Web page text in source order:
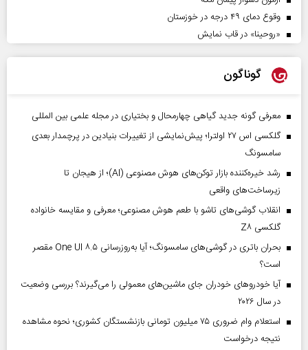
وقوع دمای ۴۹ درجه در خوزستان
«روحینا» در قاب نمایش
گوناگون
معرفی گونه جدید گیاهی چهارمحال و بختیاری در مجله علمی بین المللی
گلکسی اس ۲۷ اولترا؛ پیش‌نمایشی از تغییرات بنیادین در پرچمدار بعدی
سامسونگ
رشد خیره‌کننده بازار توکن‌های هوش مصنوعی (AI)؛ از هیجان تا
زیرساخت‌های واقعی
انقلاب گوشی‌های تاشو‌ با طعم هوش مصنوعی؛ معرفی و مقایسه خانواده
گلکسی Z۸
بحران باتری در گوشی‌های سامسونگ؛ آیا به‌روزرسانی One UI ۸.۵ مقصر
است؟
آیا خودروهای خودران جای ماشین‌های معمولی را می‌گیرند؟ بررسی وضعیت
در سال ۲۰۲۶
استعلام وام ضروری ۷۵ میلیون تومانی بازنشستگان کشوری؛ نحوه مشاهده
نتیجه درخواست